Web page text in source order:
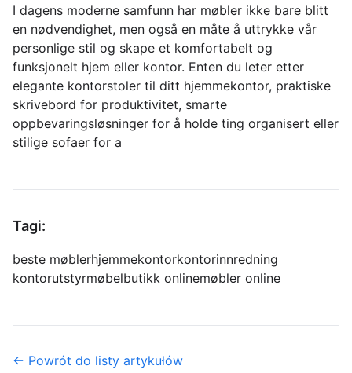
I dagens moderne samfunn har møbler ikke bare blitt
en nødvendighet, men også en måte å uttrykke vår
personlige stil og skape et komfortabelt og
funksjonelt hjem eller kontor. Enten du leter etter
elegante kontorstoler til ditt hjemmekontor, praktiske
skrivebord for produktivitet, smarte
oppbevaringsløsninger for å holde ting organisert eller
stilige sofaer for a
Tagi:
beste møblerhjemmekontorkontorinnredning
kontorutstyrmøbelbutikk onlinemøbler online
← Powrót do listy artykułów